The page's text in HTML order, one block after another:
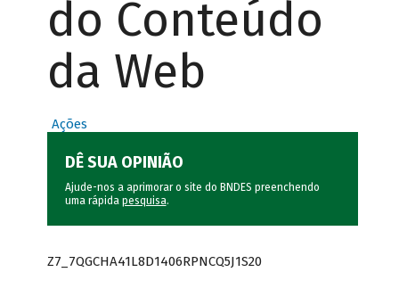
do Conteúdo
da Web
Ações
DÊ SUA OPINIÃO
Ajude-nos a aprimorar o site do BNDES preenchendo
uma rápida pesquisa.
Z7_7QGCHA41L8D1406RPNCQ5J1S20